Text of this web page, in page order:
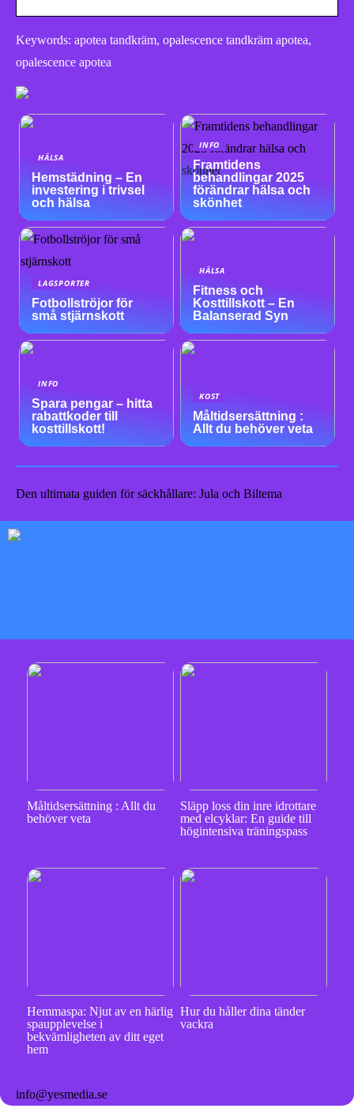
Keywords: apotea tandkräm, opalescence tandkräm apotea,
opalescence apotea
HÄLSA
Hemstädning – En
investering i trivsel
och hälsa
INFO
Framtidens
behandlingar 2025
förändrar hälsa och
skönhet
LAGSPORTER
Fotbollströjor för
små stjärnskott
HÄLSA
Fitness och
Kosttillskott – En
Balanserad Syn
INFO
Spara pengar – hitta
rabattkoder till
kosttillskott!
KOST
Måltidsersättning :
Allt du behöver veta
Den ultimata guiden för säckhållare: Jula och Biltema
Måltidsersättning : Allt du
behöver veta
Släpp loss din inre idrottare
med elcyklar: En guide till
högintensiva träningspass
Hemmaspa: Njut av en härlig
spaupplevelse i
bekvämligheten av ditt eget
hem
Hur du håller dina tänder
vackra
info@yesmedia.se